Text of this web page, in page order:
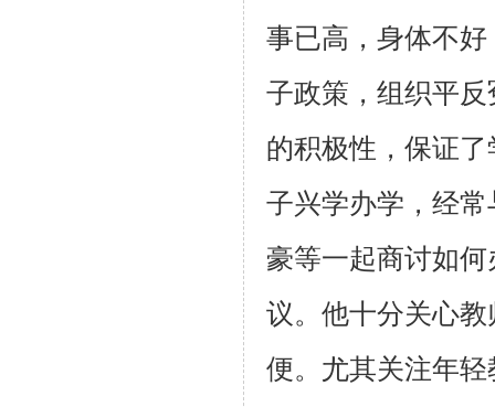
事已高，身体不好
子政策，组织平反
的积极性，保证
子兴学办学，经
豪等一起商讨如何
议。他十分关心
便。尤其关注年